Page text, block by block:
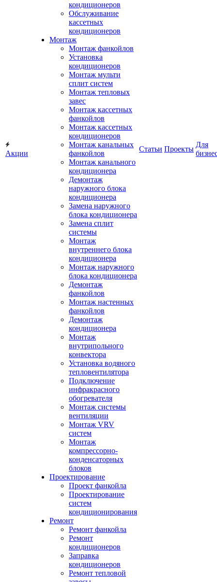
Акции
кондиционеров
Обслуживание
кассетных
кондиционеров
Монтаж
Монтаж фанкойлов
Установка
кондиционеров
Монтаж мульти
сплит систем
Монтаж тепловых
завес
Монтаж кассетных
фанкойлов
Монтаж кассетных
кондиционеров
Монтаж канальных
фанкойлов
Монтаж канального
кондиционера
Демонтаж
наружного блока
кондиционера
Замена наружного
блока кондиционера
Замена сплит
системы
Монтаж
внутреннего блока
кондиционера
Монтаж наружного
блока кондиционера
Демонтаж
фанкойлов
Монтаж настенных
фанкойлов
Демонтаж
кондиционера
Монтаж
внутрипольного
конвектора
Установка водяного
тепловентилятора
Подключение
инфракрасного
обогревателя
Монтаж системы
вентиляции
Монтаж VRV
систем
Монтаж
компрессорно-
конденсаторных
блоков
Проектирование
Проект фанкойла
Проектирование
систем
кондиционирования
Ремонт
Ремонт фанкойла
Ремонт
кондиционеров
Заправка
кондиционеров
Ремонт тепловой
Статьи Проекты
Для